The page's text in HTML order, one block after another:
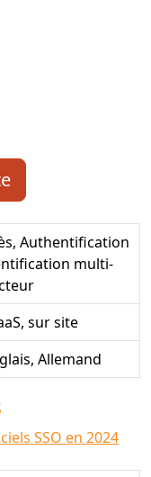
Authentification
multi-
sur site
Allemand
SSO en 2024